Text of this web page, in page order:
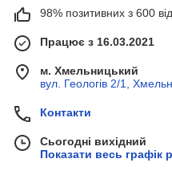
98% позитивних з 600
Працює з 16.03.2021
м. Хмельницький
вул. Геологів 2/1,
Контакти
Сьогодні вихідний
Показати весь графік